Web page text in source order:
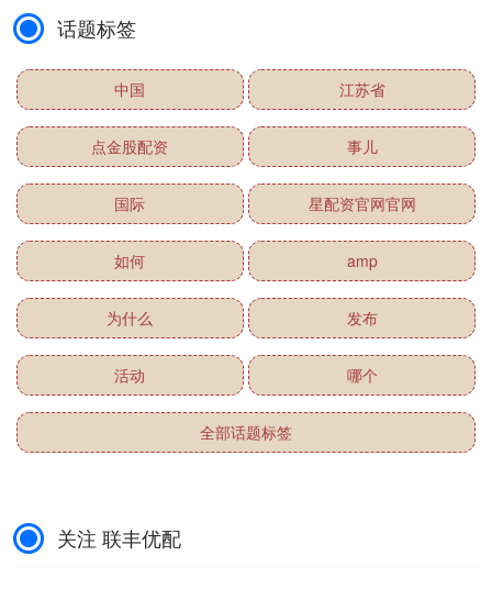
话题标签
中国 江苏省
点金股配资 事儿
国际 星配资官网官网
如何 amp
为什么 发布
活动 哪个
全部话题标签
关注 联丰优配